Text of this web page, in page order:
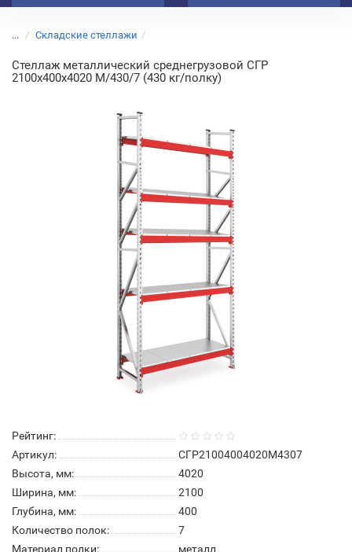
... Складские стеллажи
Стеллаж металлический среднегрузовой СГР
2100х400х4020 M/430/7 (430 кг/полку)
Рейтинг:
Артикул:
СГР21004004020M4307
Высота, мм:
4020
Ширина, мм:
2100
Глубина, мм:
400
Количество полок:
7
Материал полки:
металл